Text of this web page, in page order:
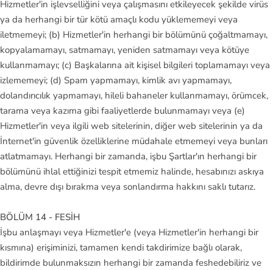
Hizmetler'in işlevselliğini veya çalışmasını etkileyecek şekilde virüs
ya da herhangi bir tür kötü amaçlı kodu yüklememeyi veya
iletmemeyi; (b) Hizmetler'in herhangi bir bölümünü çoğaltmamayı,
kopyalamamayı, satmamayı, yeniden satmamayı veya kötüye
kullanmamayı; (c) Başkalarına ait kişisel bilgileri toplamamayı veya
izlememeyi; (d) Spam yapmamayı, kimlik avı yapmamayı,
dolandırıcılık yapmamayı, hileli bahaneler kullanmamayı, örümcek,
tarama veya kazıma gibi faaliyetlerde bulunmamayı veya (e)
Hizmetler'in veya ilgili web sitelerinin, diğer web sitelerinin ya da
İnternet'in güvenlik özelliklerine müdahale etmemeyi veya bunları
atlatmamayı. Herhangi bir zamanda, işbu Şartlar'ın herhangi bir
bölümünü ihlal ettiğinizi tespit etmemiz halinde, hesabınızı askıya
alma, devre dışı bırakma veya sonlandırma hakkını saklı tutarız.
BÖLÜM 14 - FESİH
İşbu anlaşmayı veya Hizmetler'e (veya Hizmetler'in herhangi bir
kısmına) erişiminizi, tamamen kendi takdirimize bağlı olarak,
bildirimde bulunmaksızın herhangi bir zamanda feshedebiliriz ve